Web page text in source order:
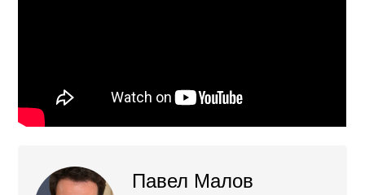
Павел Малов